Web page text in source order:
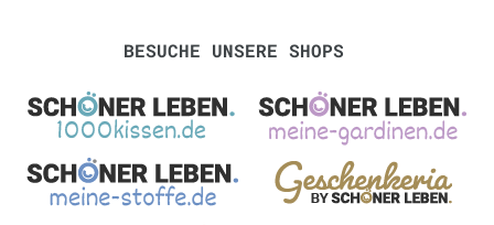
BESUCHE UNSERE SHOPS